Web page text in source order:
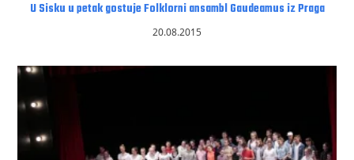
U Sisku u petak gostuje Folklorni ansambl Gaudeamus iz Praga
20.08.2015